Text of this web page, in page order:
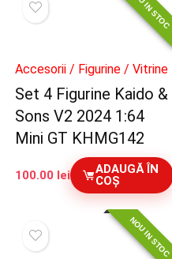
Accesorii / Figurine / Vitrine
Set 4 Figurine Kaido &
Sons V2 2024 1:64
Mini GT KHMG142
100.00 lei
ADAUGĂ ÎN
COȘ
NOU IN STOC